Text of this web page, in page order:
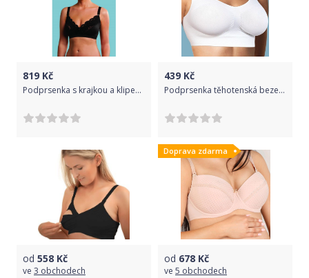
819 Kč
Podprsenka s krajkou a klipem ke kojení Carriwell Černá I
439 Kč
Podprsenka těhotenská bezešvá Carriwell Bílá L
od 558 Kč
ve 3 obchodech
Doprava zdarma
od 678 Kč
ve 5 obchodech